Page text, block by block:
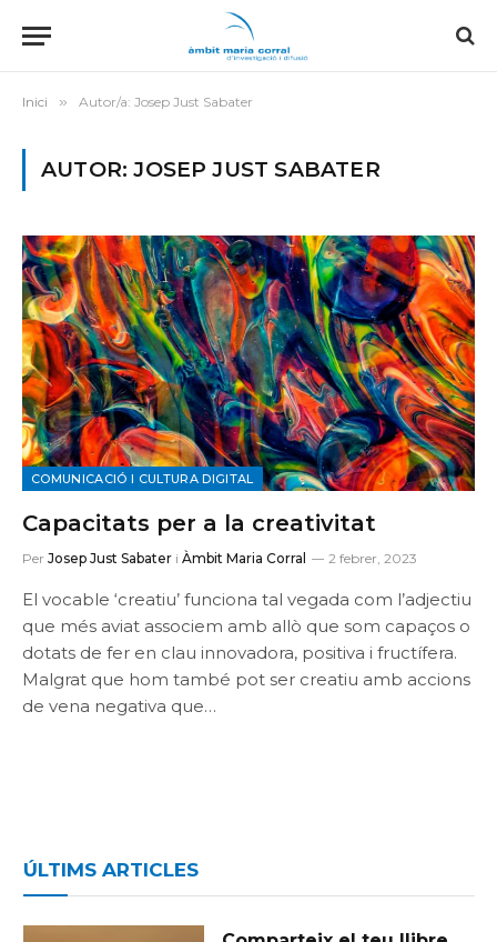
Inici » Autor/a: Josep Just Sabater
AUTOR: JOSEP JUST SABATER
COMUNICACIÓ I CULTURA DIGITAL
Capacitats per a la creativitat
Per Josep Just Sabater i Àmbit Maria Corral 2 febrer, 2023
El vocable ‘creatiu’ funciona tal vegada com l’adjectiu
que més aviat associem amb allò que som capaços o
dotats de fer en clau innovadora, positiva i fructífera.
Malgrat que hom també pot ser creatiu amb accions
de vena negativa que…
ÚLTIMS ARTICLES